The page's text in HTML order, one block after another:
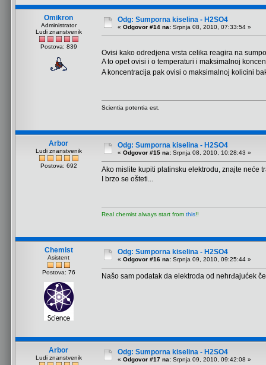
Omikron
Administrator
Ludi znanstvenik
Postova: 839
Odg: Sumporna kiselina - H2SO4
« Odgovor #14 na: Srpnja 08, 2010, 07:33:54 »
Ovisi kako odredjena vrsta celika reagira na
A to opet ovisi i o temperaturi i maksimalnoj
A koncentracija pak ovisi o maksimalnoj kolicini
Scientia potentia est.
Arbor
Ludi znanstvenik
Postova: 692
Odg: Sumporna kiselina - H2SO4
« Odgovor #15 na: Srpnja 08, 2010, 10:28:43 »
Ako mislite kupiti platinsku elektrodu, znajte neće
I brzo se ošteti...
Real chemist always start from this!!
Chemist
Asistent
Postova: 76
Odg: Sumporna kiselina - H2SO4
« Odgovor #16 na: Srpnja 09, 2010, 09:25:44 »
Našo sam podatak da elektroda od nehrđajućek
Arbor
Ludi znanstvenik
Odg: Sumporna kiselina - H2SO4
« Odgovor #17 na: Srpnja 09, 2010, 09:42:08 »